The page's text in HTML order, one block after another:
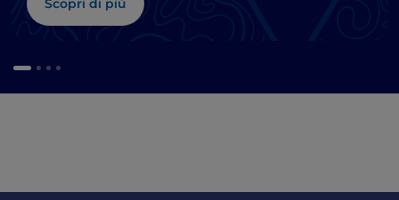
Scopri di più